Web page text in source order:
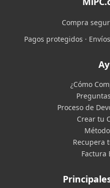
Compra
Pagos protegidos ·
¿Cómo
Proceso de
Crear tu
Recupera
Factura